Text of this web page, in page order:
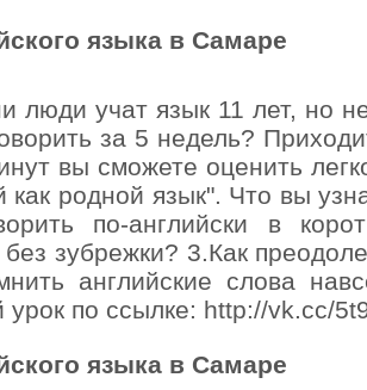
языка в Самаре
люди учат язык 11 лет, но
за 5 недель?
вы сможете оценить
как родной язык". Что вы
по-английски в
без зубрежки? 3.Как
английские слова
урок по ссылке: http://vk.cc/
языка в Самаре